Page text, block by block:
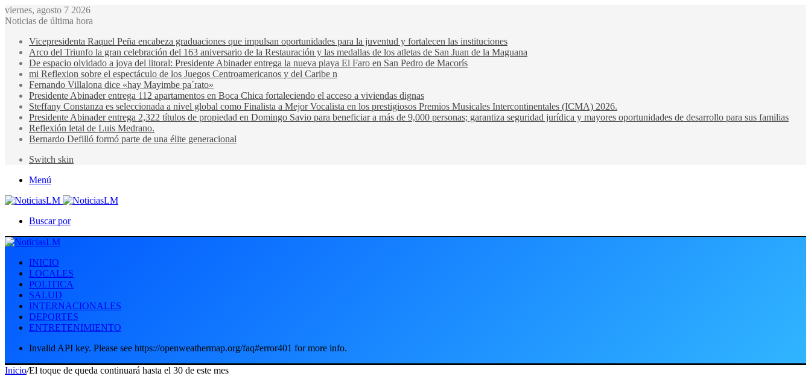
viernes, agosto 7 2026
Noticias de última hora
Vicepresidenta Raquel Peña encabeza graduaciones que impulsan oportunidades para la juventud y fortalecen las instituciones
Arco del Triunfo la gran celebración del 163 aniversario de la Restauración y las medallas de los atletas de San Juan de la Maguana
De espacio olvidado a joya del litoral: Presidente Abinader entrega la nueva playa El Faro en San Pedro de Macorís
mi Reflexion sobre el espectáculo de los Juegos Centroamericanos y del Caribe n
Fernando Villalona dice «hay Mayimbe pa´rato»
Presidente Abinader entrega 112 apartamentos en Boca Chica fortaleciendo el acceso a viviendas dignas
Steffany Constanza es seleccionada a nivel global como Finalista a Mejor Vocalista en los prestigiosos Premios Musicales Intercontinentales (ICMA) 2026.
Presidente Abinader entrega 2,322 títulos de propiedad en Domingo Savio para beneficiar a más de 9,000 personas; garantiza seguridad jurídica y mayores oportunidades de desarrollo para sus familias
Reflexión letal de Luis Medrano.
Bernardo Defilló formó parte de una élite generacional
Switch skin
Menú
Buscar por
INICIO
LOCALES
POLITICA
SALUD
INTERNACIONALES
DEPORTES
ENTRETENIMIENTO
Invalid API key. Please see https://openweathermap.org/faq#error401 for more info.
Inicio/El toque de queda continuará hasta el 30 de este mes